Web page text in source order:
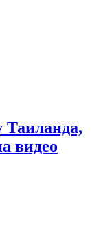
Таиланда,
видео